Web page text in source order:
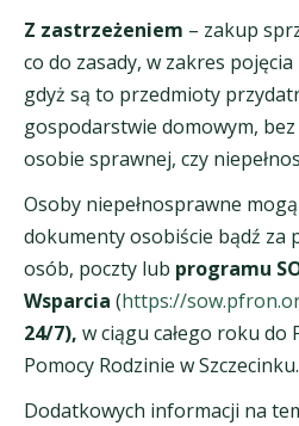
Z zastrzeżeniem – zakup
co do zasady, w zakres
gdyż są to przedmioty
gospodarstwie domowym, bez
osobie sprawnej, czy
Osoby niepełnosprawne
dokumenty osobiście bądź za
osób, poczty lub programu
Wsparcia (https://
24/7), w ciągu całego roku
Pomocy Rodzinie w Szczecinku.
Dodatkowych informacji na